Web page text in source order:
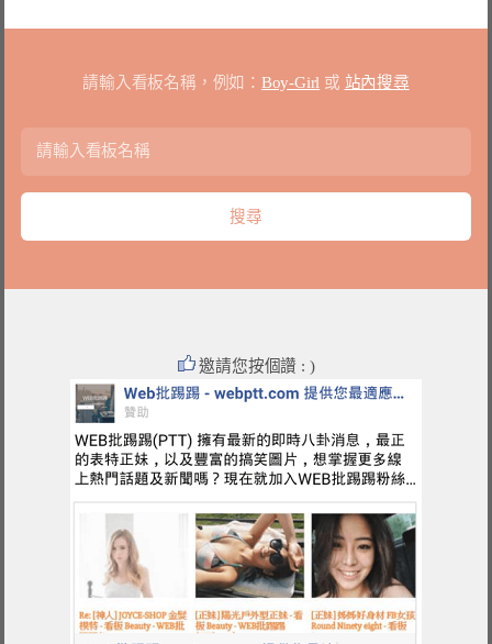
請輸入看板名稱，例如： Boy-Girl 或 站內搜尋
邀請您按個讚 : )